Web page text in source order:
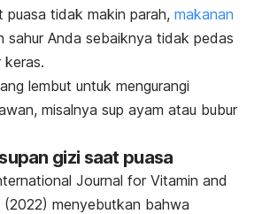
puasa tidak makin parah, makanan
sahur Anda sebaiknya tidak pedas
keras.
lembut untuk mengurangi
misalnya sup ayam atau bubur
gizi saat puasa
Journal for Vitamin and
(2022) menyebutkan bahwa